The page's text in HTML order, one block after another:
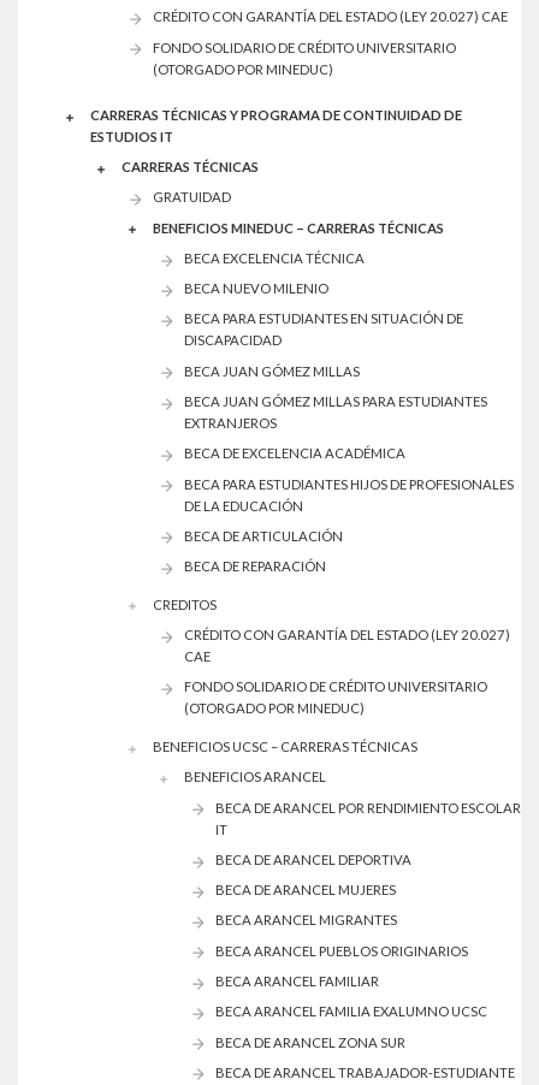
CRÉDITO CON GARANTÍA DEL ESTADO (LEY 20.027) CAE
FONDO SOLIDARIO DE CRÉDITO UNIVERSITARIO
(OTORGADO POR MINEDUC)
CARRERAS TÉCNICAS Y PROGRAMA DE CONTINUIDAD DE
ESTUDIOS IT
CARRERAS TÉCNICAS
GRATUIDAD
BENEFICIOS MINEDUC – CARRERAS TÉCNICAS
BECA EXCELENCIA TÉCNICA
BECA NUEVO MILENIO
BECA PARA ESTUDIANTES EN SITUACIÓN DE
DISCAPACIDAD
BECA JUAN GÓMEZ MILLAS
BECA JUAN GÓMEZ MILLAS PARA ESTUDIANTES
EXTRANJEROS
BECA DE EXCELENCIA ACADÉMICA
BECA PARA ESTUDIANTES HIJOS DE PROFESIONALES
DE LA EDUCACIÓN
BECA DE ARTICULACIÓN
BECA DE REPARACIÓN
CREDITOS
CRÉDITO CON GARANTÍA DEL ESTADO (LEY 20.027)
CAE
FONDO SOLIDARIO DE CRÉDITO UNIVERSITARIO
(OTORGADO POR MINEDUC)
BENEFICIOS UCSC – CARRERAS TÉCNICAS
BENEFICIOS ARANCEL
BECA DE ARANCEL POR RENDIMIENTO ESCOLAR
IT
BECA DE ARANCEL DEPORTIVA
BECA DE ARANCEL MUJERES
BECA ARANCEL MIGRANTES
BECA ARANCEL PUEBLOS ORIGINARIOS
BECA ARANCEL FAMILIAR
BECA ARANCEL FAMILIA EXALUMNO UCSC
BECA DE ARANCEL ZONA SUR
BECA DE ARANCEL TRABAJADOR-ESTUDIANTE